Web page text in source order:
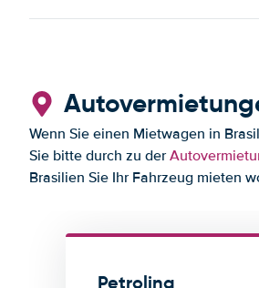
Wenn Sie einen Mietwagen in
Sie bitte durch zu der
Brasilien Sie Ihr Fahrzeug mieten
Petrolina